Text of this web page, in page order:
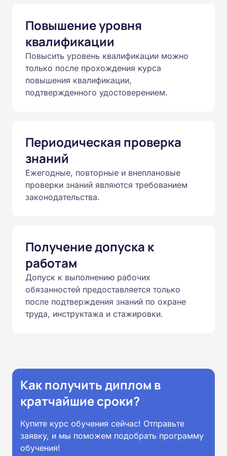
Повышение уровня
квалификации
Повысить уровень квалификации можно
только после прохождения курса
повышения квалификации,
подтвержденного удостоверением.
Периодическая проверка
знаний
Ежегодные, повторные и внеплановые
проверки знаний являются требованием
законодательства.
Получение допуска к
работам
Допуск к выполнению рабочих
обязанностей предоставляется только
после подтверждения знаний по охране
труда, инструктажа и стажировки.
Как получить диплом в
кратчайшие сроки?
Купите курс обучения сейчас! Отправьте
заявку, и мы поможем подобрать программу
обучения!